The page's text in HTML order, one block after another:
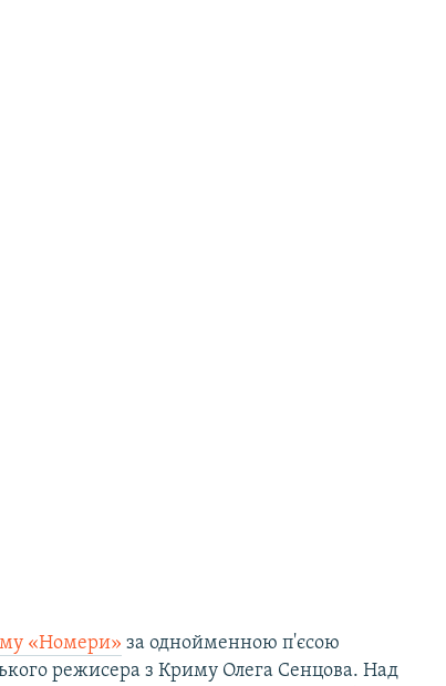
«Номери» за однойменною п'єсою
режисера з Криму Олега Сенцова. Над